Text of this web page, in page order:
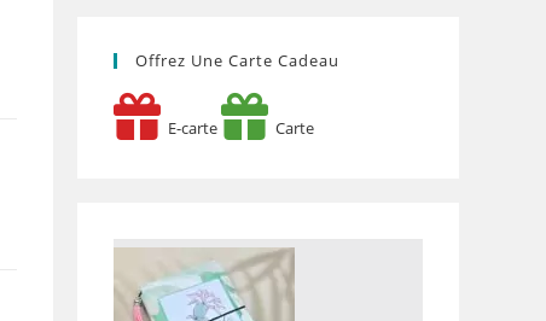
Offrez Une Carte Cadeau
E-carte Carte